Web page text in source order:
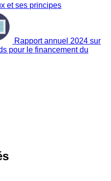
et ses principes
Rapport annuel 2024 sur
pour le financement du